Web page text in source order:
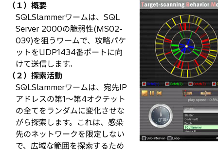
で
開
く
（１）概要
SQLSlammerワームは、SQL
Server 2000の脆弱性(MS02-
039)を狙うワームで、攻略パケ
ットをUDP1434番ポートに向
けて送信します。
（２）探索活動
SQLSlammerワームは、宛先IP
アドレスの第1～第4オクテット
の全てをランダムに変化させな
がら探索します。これは、感染
先のネットワークを限定しない
で、広域な範囲を探索するため